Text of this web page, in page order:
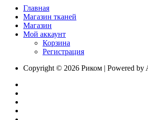
Главная
Магазин тканей
Магазин
Мой аккаунт
Корзина
Регистрация
Copyright © 2026 Риком | Powered by